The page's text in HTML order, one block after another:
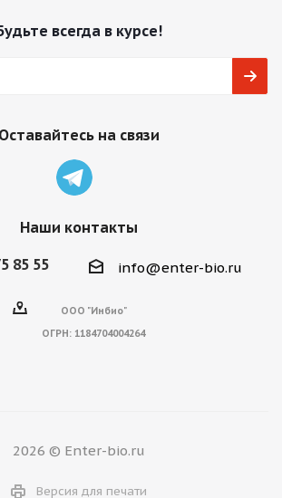
всегда в курсе!
Оставайтесь на связи
Наши контакты
85 55 info@enter-bio.ru
ООО "Инбио"
ОГРН: 1184704004264
2026 © Enter-bio.ru
Версия для печати